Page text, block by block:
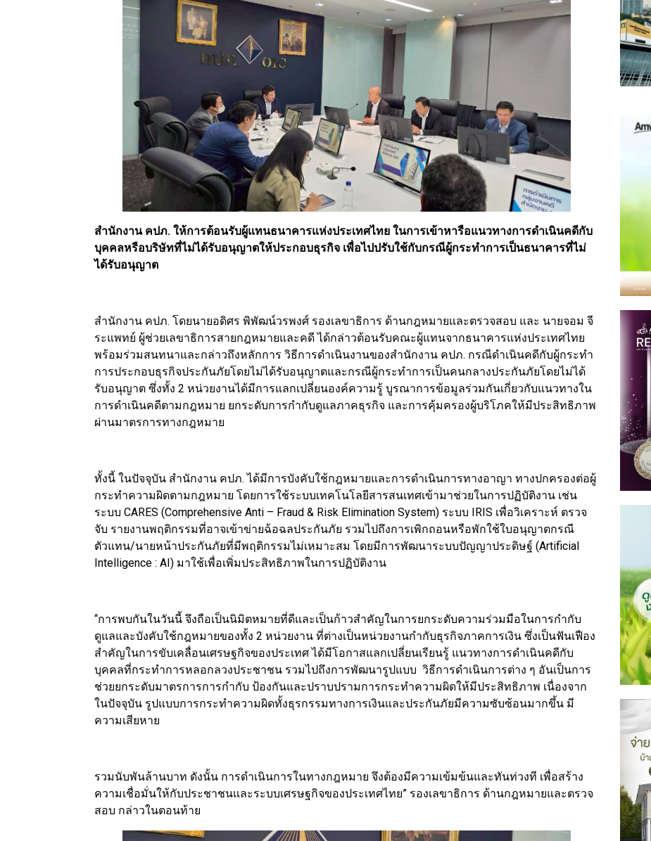
สำนักงาน คปภ. ให้การต้อนรับผู้แทนธนาคารแห่งประเทศไทย ในการเข้าหารือแนวทางการดำเนินคดีกับ
บุคคลหรือบริษัทที่ไม่ได้รับอนุญาตให้ประกอบธุรกิจ เพื่อไปปรับใช้กับกรณีผู้กระทำการเป็นธนาคารที่ไม่
ได้รับอนุญาต
สำนักงาน คปภ. โดยนายอดิศร พิพัฒน์วรพงศ์ รองเลขาธิการ ด้านกฎหมายและตรวจสอบ และ นายจอม จี
ระแพทย์ ผู้ช่วยเลขาธิการสายกฎหมายและคดี ได้กล่าวต้อนรับคณะผู้แทนจากธนาคารแห่งประเทศไทย
พร้อมร่วมสนทนาและกล่าวถึงหลักการ วิธีการดำเนินงานของสำนักงาน คปภ. กรณีดำเนินคดีกับผู้กระทำ
การประกอบธุรกิจประกันภัยโดยไม่ได้รับอนุญาตและกรณีผู้กระทำการเป็นคนกลางประกันภัยโดยไม่ได้
รับอนุญาต ซึ่งทั้ง 2 หน่วยงานได้มีการแลกเปลี่ยนองค์ความรู้ บูรณาการข้อมูลร่วมกันเกี่ยวกับแนวทางใน
การดำเนินคดีตามกฎหมาย ยกระดับการกำกับดูแลภาคธุรกิจ และการคุ้มครองผู้บริโภคให้มีประสิทธิภาพ
ผ่านมาตรการทางกฎหมาย
ทั้งนี้ ในปัจจุบัน สำนักงาน คปภ. ได้มีการบังคับใช้กฎหมายและการดำเนินการทางอาญา ทางปกครองต่อผู้
กระทำความผิดตามกฎหมาย โดยการใช้ระบบเทคโนโลยีสารสนเทศเข้ามาช่วยในการปฏิบัติงาน เช่น
ระบบ CARES (Comprehensive Anti – Fraud & Risk Elimination System) ระบบ IRIS เพื่อวิเคราะห์ ตรวจ
จับ รายงานพฤติกรรมที่อาจเข้าข่ายฉ้อฉลประกันภัย รวมไปถึงการเพิกถอนหรือพักใช้ใบอนุญาตกรณี
ตัวแทน/นายหน้าประกันภัยที่มีพฤติกรรมไม่เหมาะสม โดยมีการพัฒนาระบบปัญญาประดิษฐ์ (Artificial
Intelligence : AI) มาใช้เพื่อเพิ่มประสิทธิภาพในการปฏิบัติงาน
“การพบกันในวันนี้ จึงถือเป็นนิมิตหมายที่ดีและเป็นก้าวสำคัญในการยกระดับความร่วมมือในการกำกับ
ดูแลและบังคับใช้กฎหมายของทั้ง 2 หน่วยงาน ที่ต่างเป็นหน่วยงานกำกับธุรกิจภาคการเงิน ซึ่งเป็นฟันเฟือง
สำคัญในการขับเคลื่อนเศรษฐกิจของประเทศ ได้มีโอกาสแลกเปลี่ยนเรียนรู้ แนวทางการดำเนินคดีกับ
บุคคลที่กระทำการหลอกลวงประชาชน รวมไปถึงการพัฒนารูปแบบ วิธีการดำเนินการต่าง ๆ อันเป็นการ
ช่วยยกระดับมาตรการการกำกับ ป้องกันและปราบปรามการกระทำความผิดให้มีประสิทธิภาพ เนื่องจาก
ในปัจจุบัน รูปแบบการกระทำความผิดทั้งธุรกรรมทางการเงินและประกันภัยมีความซับซ้อนมากขึ้น มี
ความเสียหาย
รวมนับพันล้านบาท ดังนั้น การดำเนินการในทางกฎหมาย จึงต้องมีความเข้มข้นและทันท่วงที เพื่อสร้าง
ความเชื่อมั่นให้กับประชาชนและระบบเศรษฐกิจของประเทศไทย” รองเลขาธิการ ด้านกฎหมายและตรวจ
สอบ กล่าวในตอนท้าย